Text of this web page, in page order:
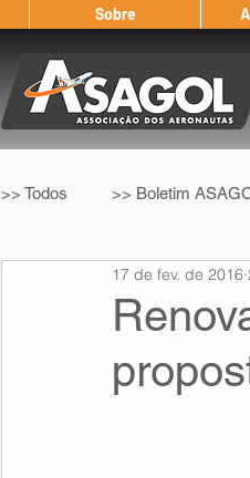
Sobre
>> Todos >> Boletim
>> Legislação >>
Eleição ASAGOL
17 de fev. de 2016